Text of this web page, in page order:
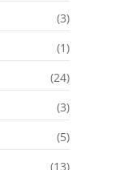
(3)
(1)
(24)
(3)
(5)
(13)